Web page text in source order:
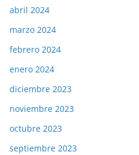
abril 2024
marzo 2024
febrero 2024
enero 2024
diciembre 2023
noviembre 2023
octubre 2023
septiembre 2023